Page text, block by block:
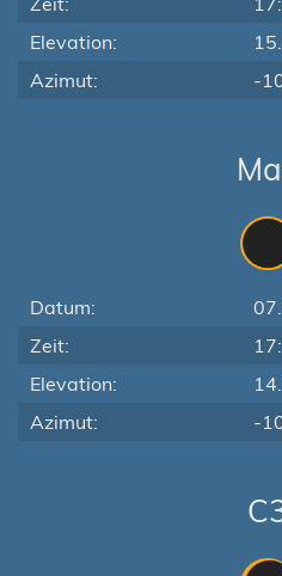
Elevation:
Azimut:
-
Datum:
Zeit:
Elevation:
Azimut:
-